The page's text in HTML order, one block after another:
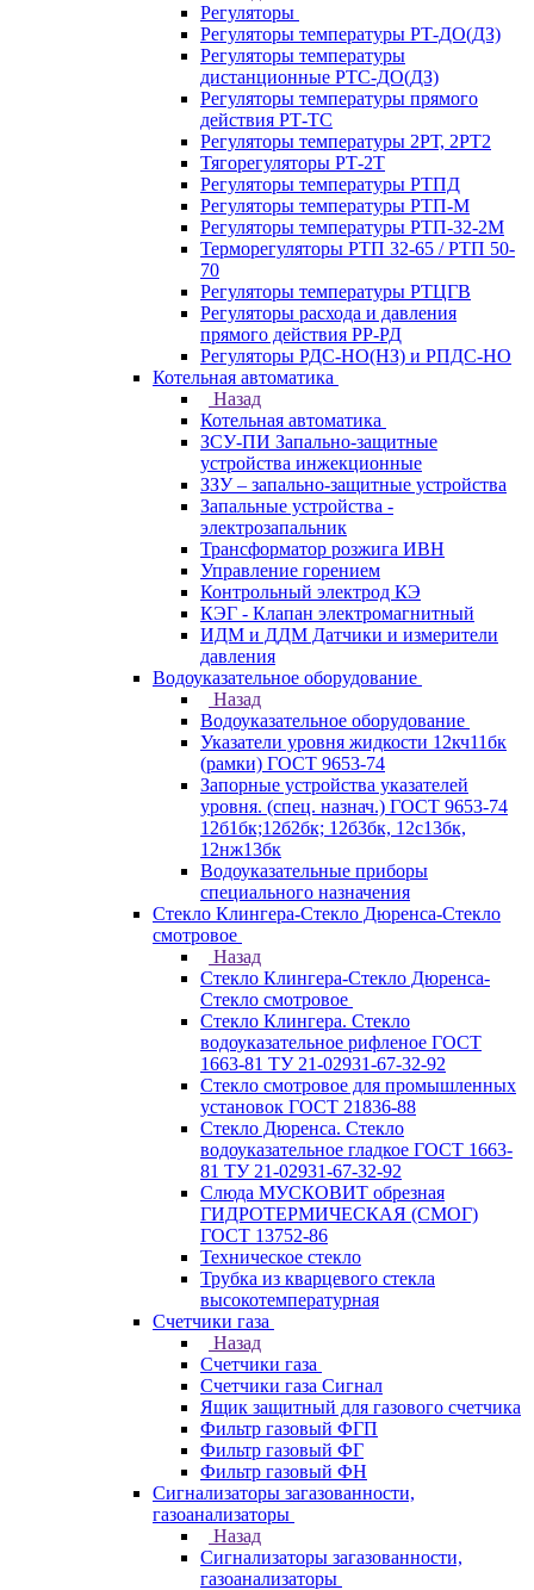
Регуляторы
Регуляторы температуры РТ-ДО(ДЗ)
Регуляторы температуры
дистанционные РТС-ДО(ДЗ)
Регуляторы температуры прямого
действия РТ-ТС
Регуляторы температуры 2РТ, 2РT2
Тягорегуляторы РТ-2Т
Регуляторы температуры РТПД
Регуляторы температуры РТП-M
Регуляторы температуры РТП-32-2М
Терморегуляторы РТП 32-65 / РТП 50-
70
Регуляторы температуры РТЦГВ
Регуляторы расхода и давления
прямого действия РР-РД
Регуляторы РДС-НО(НЗ) и РПДС-НО
Котельная автоматика
Назад
Котельная автоматика
ЗСУ-ПИ Запально-защитные
устройства инжекционные
ЗЗУ – запально-защитные устройства
Запальные устройства -
электрозапальник
Трансформатор розжига ИВН
Управление горением
Контрольный электрод КЭ
КЭГ - Клапан электромагнитный
ИДМ и ДДМ Датчики и измерители
давления
Водоуказательное оборудование
Назад
Водоуказательное оборудование
Указатели уровня жидкости 12кч11бк
(рамки) ГОСТ 9653-74
Запорные устройства указателей
уровня. (спец. назнач.) ГОСТ 9653-74
12б1бк;12б2бк; 12б3бк, 12с13бк,
12нж13бк
Водоуказательные приборы
специального назначения
Стекло Клингера-Стекло Дюренса-Стекло
смотровое
Назад
Стекло Клингера-Стекло Дюренса-
Стекло смотровое
Стекло Клингера. Стекло
водоуказательное рифленое ГОСТ
1663-81 ТУ 21-02931-67-32-92
Стекло смотровое для промышленных
установок ГОСТ 21836-88
Стекло Дюренса. Стекло
водоуказательное гладкое ГОСТ 1663-
81 ТУ 21-02931-67-32-92
Слюда МУСКОВИТ обрезная
ГИДРОТЕРМИЧЕСКАЯ (СМОГ)
ГОСТ 13752-86
Техническое стекло
Трубка из кварцевого стекла
высокотемпературная
Счетчики газа
Назад
Счетчики газа
Счетчики газа Сигнал
Ящик защитный для газового счетчика
Фильтр газовый ФГП
Фильтр газовый ФГ
Фильтр газовый ФН
Сигнализаторы загазованности,
газоанализаторы
Назад
Сигнализаторы загазованности,
газоанализаторы